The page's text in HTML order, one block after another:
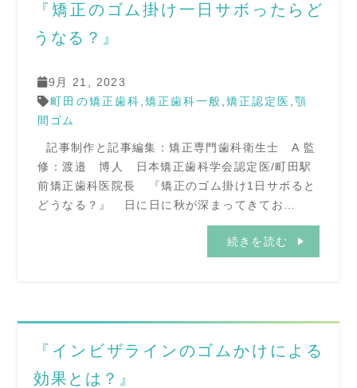
『矯正のゴム掛け一日サボったらど
うなる？』
9月 21, 2023
町田の矯正歯科 矯正歯科一般 矯正認定医 顎
間ゴム
記事制作と記事編集：矯正専門歯科衛生士 A 監
修：渡邉 博人 日本矯正歯科学会認定医/町田駅
前矯正歯科医院長 『矯正のゴム掛け1日サボると
どうなる？』 日に日に秋が深まってきてお…
続きを読む
『インビザラインのゴムかけによる
効果とは？』